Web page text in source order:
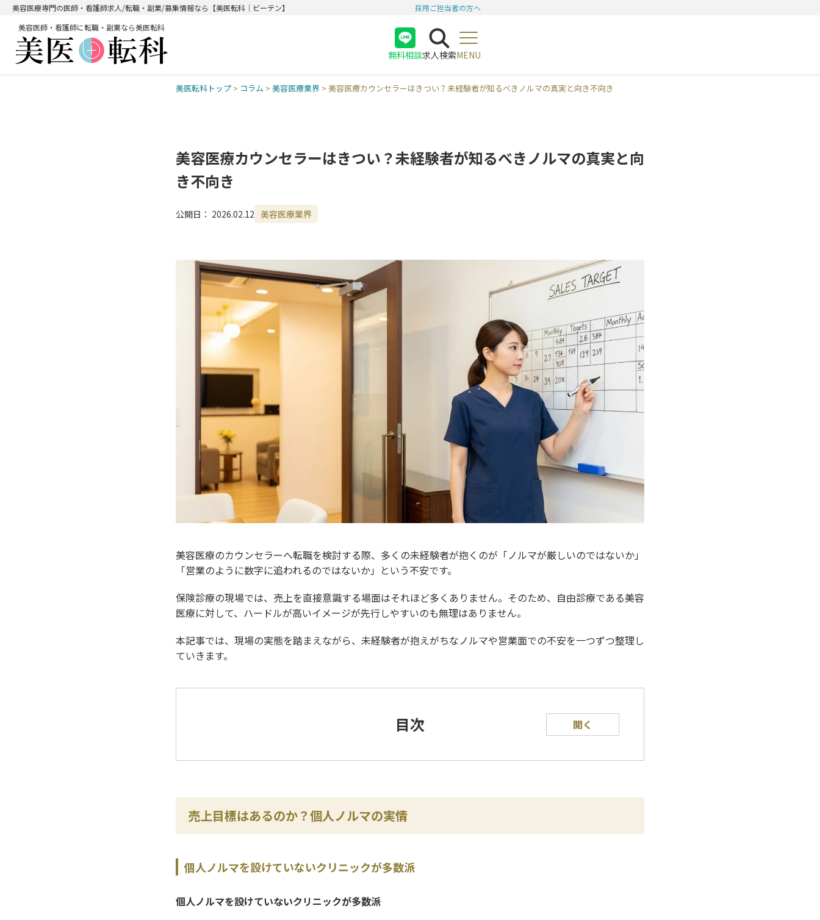
美容医療専門の医師・看護師求人/転職・副業/募集情報なら【美医転科｜ビーテン】
採用ご担当者の方へ
美容医師・看護師に転職・副業なら美医転科
無料相談
医師
求人検索MENU
美医転科トップ > コラム > 美容医療業界 > 美容医療カウンセラーはきつい？未経験者が知るべきノルマの真実と向き不向き
美容医療カウンセラーはきつい？未経験者が知るべきノルマの真実と向
き不向き
公開日： 2026.02.12 美容医療業界
美容医療のカウンセラーへ転職を検討する際、多くの未経験者が抱くのが「ノルマが厳しいのではないか」
「営業のように数字に追われるのではないか」という不安です。
保険診療の現場では、売上を直接意識する場面はそれほど多くありません。そのため、自由診療である美容
医療に対して、ハードルが高いイメージが先行しやすいのも無理はありません。
本記事では、現場の実態を踏まえながら、未経験者が抱えがちなノルマや営業面での不安を一つずつ整理し
ていきます。
目次 開く
売上目標はあるのか？個人ノルマの実情
個人ノルマを設けていないクリニックが多数派
個人ノルマを設けていないクリニックが多数派